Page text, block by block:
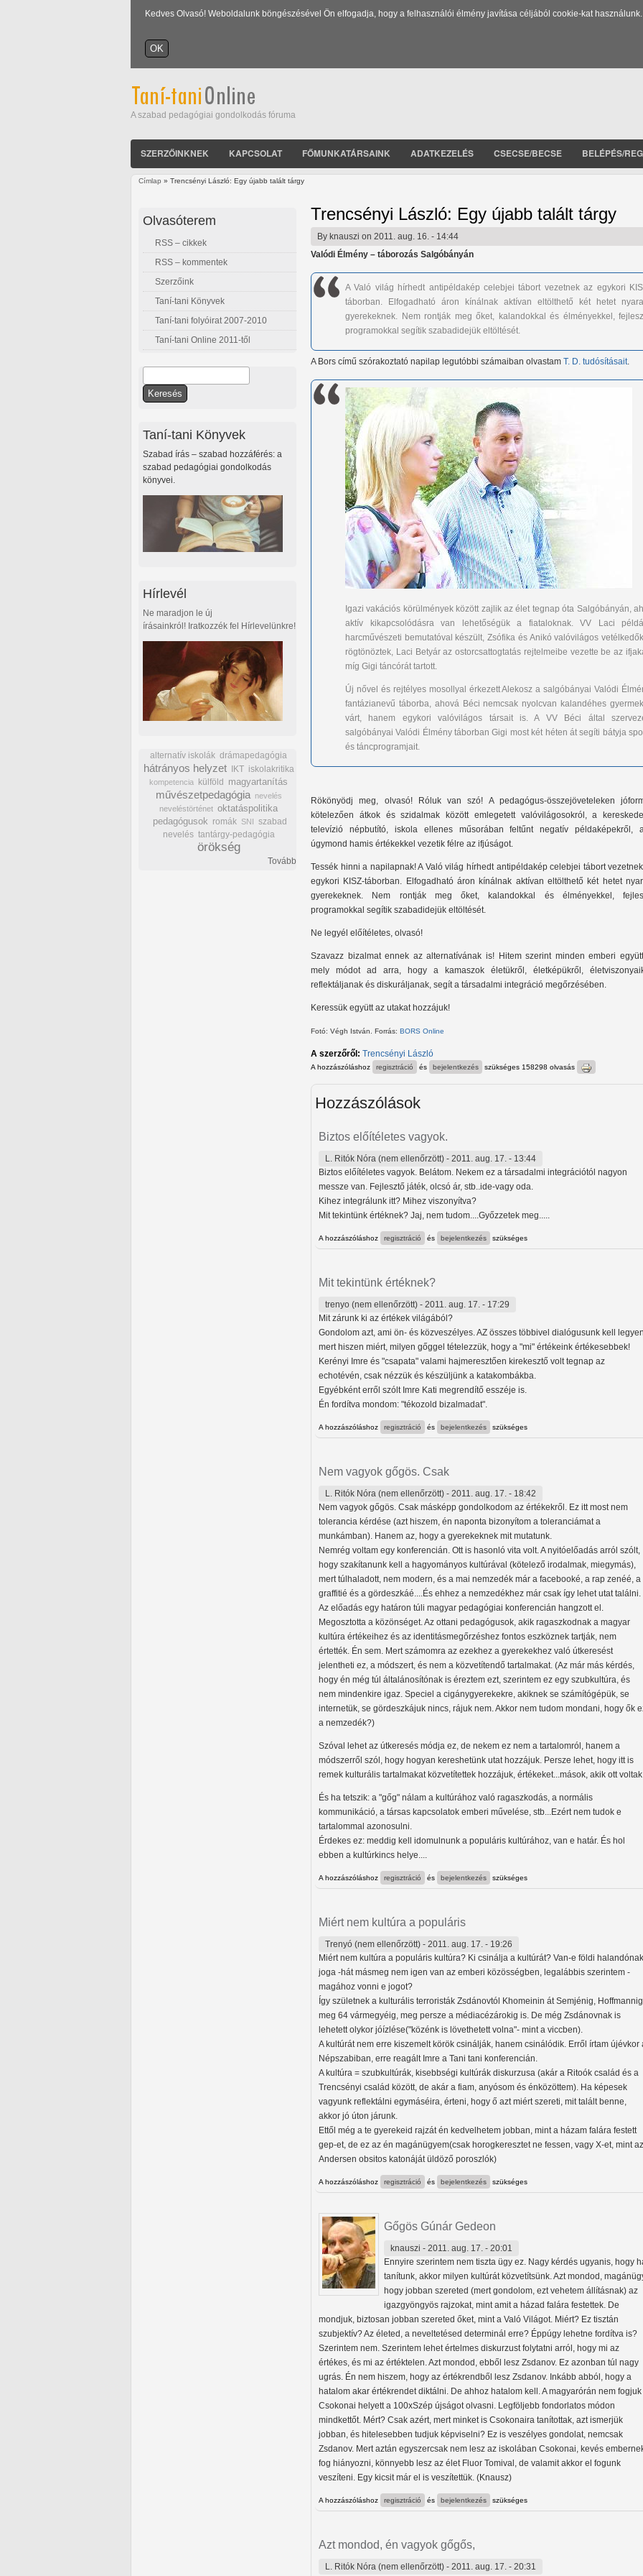
Kedves Olvasó! Weboldalunk böngészésével Ön elfogadja, hogy a felhasználói élmény javítása céljából cookie-kat
A szabad pedagógiai gondolkodás fóruma
SZERZŐINKNEK KAPCSOLAT FŐMUNKATÁRSAINK ADATKEZELÉS CSECSE/BECSE BELÉPÉS/
Címlap » Trencsényi László: Egy újabb talált tárgy
Trencsényi László: Egy újabb talált tárgy
By knauszi on 2011. aug. 16. - 14:44
Valódi Élmény – táborozás Salgóbányán
A Való világ hírhedt antipéldakép celebjei tábort vezetnek az egykori
táborban. Elfogadható áron kínálnak aktívan eltölthető két hetet
gyerekeknek. Nem rontják meg őket, kalandokkal és élményekkel,
programokkal segítik szabadidejük eltöltését.
A Bors című szórakoztató napilap legutóbbi számaiban olvastam T. D. tudósításait.
Igazi vakációs körülmények között zajlik az élet tegnap óta Salgóbányán,
aktív kikapcsolódásra van lehetőségük a fiataloknak. VV Laci
harcművészeti bemutatóval készült, Zsófika és Anikó valóvilágos
rögtönöztek, Laci Betyár az ostorcsattogtatás rejtelmeibe vezette be az
míg Gigi táncórát tartott.
Új nővel és rejtélyes mosollyal érkezett Alekosz a salgóbányai Valódi
fantázianevű táborba, ahová Béci nemcsak nyolcvan kalandéhes
várt, hanem egykori valóvilágos társait is. A VV Béci által
salgóbányai Valódi Élmény táborban Gigi most két héten át segíti bátyja
és táncprogramjait.
Rökönyödj meg, olvasó! Róluk van szó! A pedagógus-összejöveteleken
kötelezően átkok és szidalmak között emlegetett valóvilágosokról, a
televízió népbutító, iskola ellenes műsorában feltűnt negatív példaképekről,
úgymond hamis értékekkel vezetik félre az ifjúságot.
Tessék hinni a napilapnak! A Való világ hírhedt antipéldakép celebjei tábort
egykori KISZ-táborban. Elfogadható áron kínálnak aktívan eltölthető két hetet
gyerekeknek. Nem rontják meg őket, kalandokkal és élményekkel,
programokkal segítik szabadidejük eltöltését.
Ne legyél előítéletes, olvasó!
Szavazz bizalmat ennek az alternatívának is! Hitem szerint minden emberi
mely módot ad arra, hogy a kamaszok életükről, életképükről,
reflektáljanak és diskuráljanak, segít a társadalmi integráció megőrzésében.
Keressük együtt az utakat hozzájuk!
Fotó: Végh István. Forrás: BORS Online
A szerzőről: Trencsényi László
A hozzászóláshoz regisztráció és bejelentkezés szükséges 158298 olvasás
Hozzászólások
Biztos előítéletes vagyok.
L. Ritók Nóra (nem ellenőrzött) - 2011. aug. 17. - 13:44
Biztos előítéletes vagyok. Belátom. Nekem ez a társadalmi integrációtól nagyon
messze van. Fejlesztő játék, olcsó ár, stb..ide-vagy oda.
Kihez integrálunk itt? Mihez viszonyítva?
Mit tekintünk értéknek? Jaj, nem tudom....Győzzetek meg.....
A hozzászóláshoz regisztráció és bejelentkezés szükséges
Mit tekintünk értéknek?
trenyo (nem ellenőrzött) - 2011. aug. 17. - 17:29
Mit zárunk ki az értékek világából?
Gondolom azt, ami ön- és közveszélyes. AZ összes többivel dialógusunk kell
mert hiszen miért, milyen gőggel tételezzük, hogy a "mi" értékeink értékesebbek!
Kerényi Imre és "csapata" valami hajmeresztően kirekesztő volt tegnap az
echotévén, csak nézzük és készüljünk a katakombákba.
Egyébként erről szólt Imre Kati megrendítő esszéje is.
Én fordítva mondom: "tékozold bizalmadat".
A hozzászóláshoz regisztráció és bejelentkezés szükséges
Nem vagyok gőgös. Csak
L. Ritók Nóra (nem ellenőrzött) - 2011. aug. 17. - 18:42
Nem vagyok gőgös. Csak másképp gondolkodom az értékekről. Ez itt most nem
tolerancia kérdése (azt hiszem, én naponta bizonyítom a toleranciámat a
munkámban). Hanem az, hogy a gyerekeknek mit mutatunk.
Nemrég voltam egy konferencián. Ott is hasonló vita volt. A nyitóelőadás arról szólt,
hogy szakítanunk kell a hagyományos kultúrával (kötelező irodalmak, miegymás),
mert túlhaladott, nem modern, és a mai nemzedék már a facebooké, a rap zenéé, a
graffitié és a gördeszkáé....És ehhez a nemzedékhez már csak így lehet utat találni.
Az előadás egy határon túli magyar pedagógiai konferencián hangzott el.
Megosztotta a közönséget. Az ottani pedagógusok, akik ragaszkodnak a magyar
kultúra értékeihez és az identitásmegőrzéshez fontos eszköznek tartják, nem
értették. Én sem. Mert számomra az ezekhez a gyerekekhez való útkeresést
jelentheti ez, a módszert, és nem a közvetítendő tartalmakat. (Az már más kérdés,
hogy én még túl általánosítónak is éreztem ezt, szerintem ez egy szubkultúra, és
nem mindenkire igaz. Speciel a cigánygyerekekre, akiknek se számítógépük, se
internetük, se gördeszkájuk nincs, rájuk nem. Akkor nem tudom mondani, hogy ők
a nemzedék?)
Szóval lehet az útkeresés módja ez, de nekem ez nem a tartalomról, hanem a
módszerről szól, hogy hogyan kereshetünk utat hozzájuk. Persze lehet, hogy itt is
remek kulturális tartalmakat közvetítettek hozzájuk, értékeket...mások, akik ott
És ha tetszik: a "gőg" nálam a kultúrához való ragaszkodás, a normális
kommunikáció, a társas kapcsolatok emberi művelése, stb...Ezért nem tudok e
tartalommal azonosulni.
Érdekes ez: meddig kell idomulnunk a populáris kultúrához, van e határ. És hol
ebben a kultúrkincs helye....
A hozzászóláshoz regisztráció és bejelentkezés szükséges
Miért nem kultúra a populáris
Trenyó (nem ellenőrzött) - 2011. aug. 17. - 19:26
Miért nem kultúra a populáris kultúra? Ki csinálja a kultúrát? Van-e földi halandónak
joga -hát másmeg nem igen van az emberi közösségben, legalábbis szerintem -
magához vonni e jogot?
Így születnek a kulturális terroristák Zsdánovtól Khomeinin át Semjénig,
meg 64 vármegyéig, meg persze a médiacézárokig is. De még Zsdánovnak is
lehetett olykor jóízlése("közénk is lövethetett volna"- mint a viccben).
A kultúrát nem erre kiszemelt körök csinálják, hanem csinálódik. Erről írtam újévkor
Népszabiban, erre reagált Imre a Tani tani konferencián.
A kultúra = szubkultúrák, kisebbségi kultúrák diskurzusa (akár a Ritoók család és a
Trencsényi család között, de akár a fiam, anyósom és énközöttem). Ha képesek
vagyunk reflektálni egymáséira, érteni, hogy ő azt miért szereti, mit talált benne,
akkor jó úton járunk.
Ettől még a te gyerekeid rajzát én kedvelhetem jobban, mint a házam falára festett
gep-et, de ez az én magánügyem(csak horogkeresztet ne fessen, vagy X-et, mint az
Andersen obsitos katonáját üldöző poroszlók)
A hozzászóláshoz regisztráció és bejelentkezés szükséges
Gőgös Gúnár Gedeon
knauszi - 2011. aug. 17. - 20:01
Ennyire szerintem nem tiszta ügy ez. Nagy kérdés ugyanis, hogy
tanítunk, akkor milyen kultúrát közvetítsünk. Azt mondod,
hogy jobban szereted (mert gondolom, ezt vehetem állításnak) az
igazgyöngyös rajzokat, mint amit a házad falára festettek. De
mondjuk, biztosan jobban szereted őket, mint a Való Világot. Miért? Ez tisztán
szubjektív? Az életed, a neveltetésed determinál erre? Éppúgy lehetne fordítva is?
Szerintem nem. Szerintem lehet értelmes diskurzust folytatni arról, hogy mi az
értékes, és mi az értéktelen. Azt mondod, ebből lesz Zsdanov. Ez azonban túl nagy
ugrás. Én nem hiszem, hogy az értékrendből lesz Zsdanov. Inkább abból, hogy a
hatalom akar értékrendet diktálni. De ahhoz hatalom kell. A magyarórán nem fogjuk
Csokonai helyett a 100xSzép újságot olvasni. Legföljebb fondorlatos módon
mindkettőt. Mért? Csak azért, mert minket is Csokonaira tanítottak, azt ismerjük
jobban, és hitelesebben tudjuk képviselni? Ez is veszélyes gondolat, nemcsak
Zsdanov. Mert aztán egyszercsak nem lesz az iskolában Csokonai, kevés
fog hiányozni, könnyebb lesz az élet Fluor Tomival, de valamit akkor el fogunk
veszíteni. Egy kicsit már el is veszítettük. (Knausz)
A hozzászóláshoz regisztráció és bejelentkezés szükséges
Azt mondod, én vagyok gőgős,
L. Ritók Nóra (nem ellenőrzött) - 2011. aug. 17. - 20:31
Olvasóterem
RSS – cikkek
RSS – kommentek
Szerzőink
Taní-tani Könyvek
Taní-tani folyóirat 2007-2010
Taní-tani Online 2011-től
Keresés űrlap
Taní-tani Könyvek
Szabad írás – szabad hozzáférés: a
szabad pedagógiai gondolkodás
könyvei.
Hírlevél
Ne maradjon le új
írásainkról! Iratkozzék fel Hírlevelünkre!
alternatív iskolák drámapedagógia
hátrányos helyzet IKT iskolakritika
kompetencia külföld magyartanítás
művészetpedagógia
nevelés
neveléstörténet oktatáspolitika
pedagógusok romák SNI szabad
nevelés tantárgy-pedagógia
örökség
Tovább